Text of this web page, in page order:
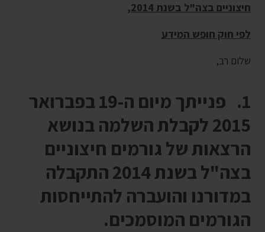
חיצוניים בצה"ל בשנת 2014,
לפי חוק חופש המידע
שלום רב,
1. פנייתך מיום ה-19 בפברואר
2015 לקבלת השלמה בנושא
הרצאות של גורמים חיצוניים
בצה"ל בשנת 2014 התקבלה
במדורנו והועברה להתייחסות
הגורמים המוסמכים.